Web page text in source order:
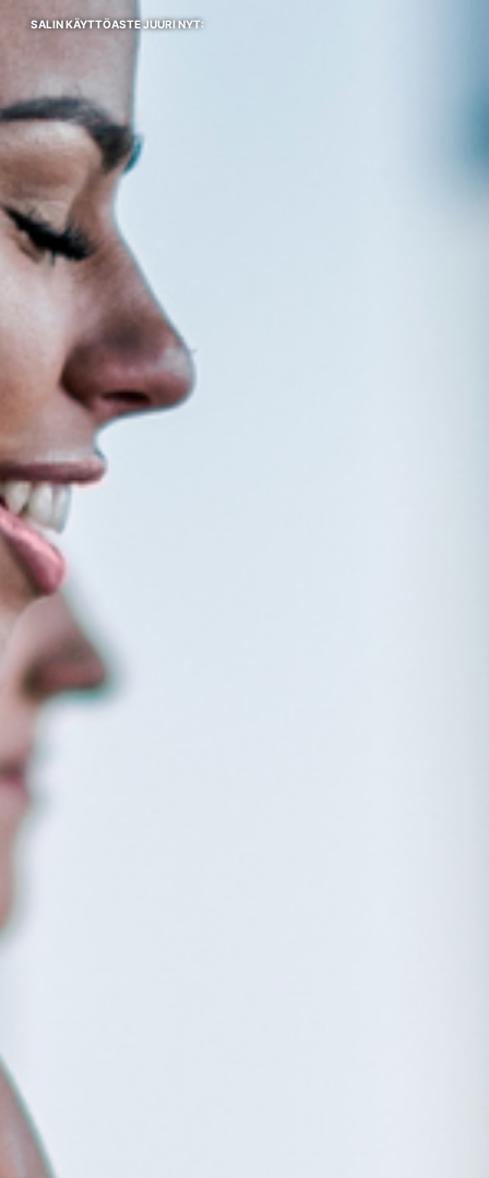
SALIN KÄYTTÖASTE JUURI NYT: